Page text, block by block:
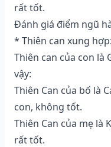
rất tốt.
Đánh giá điểm ngũ
* Thiên can xung hợp:
Thiên can của con là
vậy:
Thiên Can của bố là
con, không tốt.
Thiên Can của mẹ là
rất tốt.